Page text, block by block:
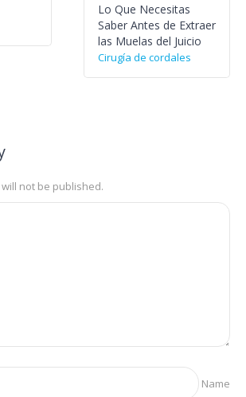
Lo Que Necesitas
Saber Antes de Extraer
las Muelas del Juicio
Cirugía de cordales
not be published.
Name